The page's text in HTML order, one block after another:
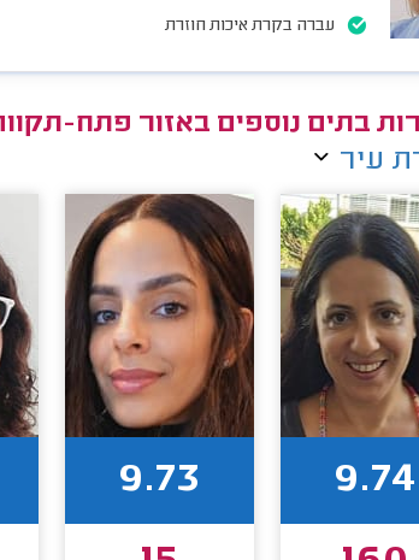
עברה בקרת איכות חוזרת
בתים נוספים באזור פתח-
עיר
9.74
9.73